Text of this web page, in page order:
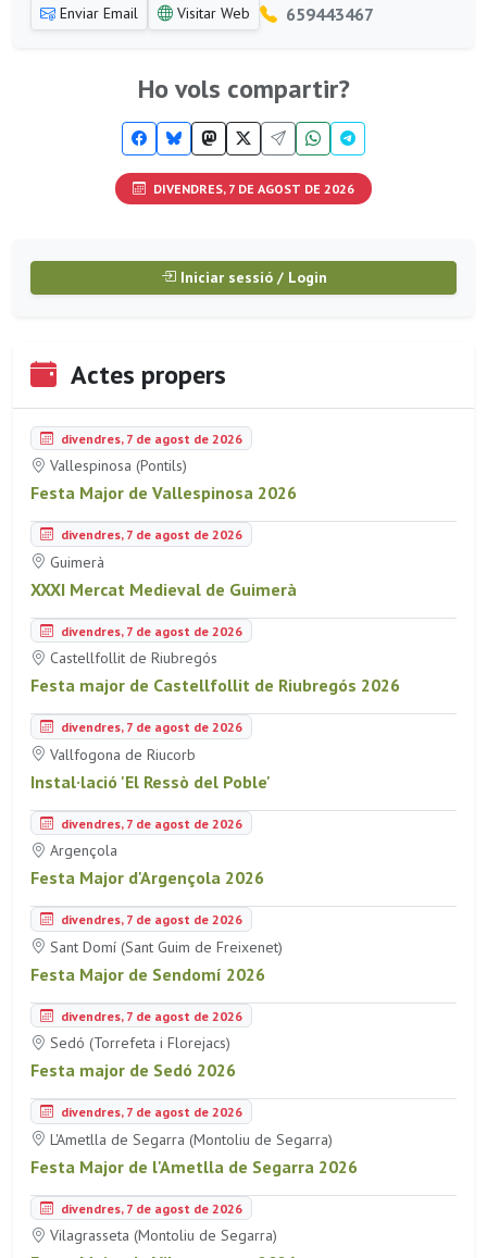
Enviar Email Visitar Web 659443467
Ho vols compartir?
DIVENDRES, 7 DE AGOST DE 2026
Iniciar sessió / Login
Actes propers
divendres, 7 de agost de 2026
Vallespinosa (Pontils)
Festa Major de Vallespinosa 2026
divendres, 7 de agost de 2026
Guimerà
XXXI Mercat Medieval de Guimerà
divendres, 7 de agost de 2026
Castellfollit de Riubregós
Festa major de Castellfollit de Riubregós 2026
divendres, 7 de agost de 2026
Vallfogona de Riucorb
Instal·lació 'El Ressò del Poble'
divendres, 7 de agost de 2026
Argençola
Festa Major d'Argençola 2026
divendres, 7 de agost de 2026
Sant Domí (Sant Guim de Freixenet)
Festa Major de Sendomí 2026
divendres, 7 de agost de 2026
Sedó (Torrefeta i Florejacs)
Festa major de Sedó 2026
divendres, 7 de agost de 2026
L'Ametlla de Segarra (Montoliu de Segarra)
Festa Major de l'Ametlla de Segarra 2026
divendres, 7 de agost de 2026
Vilagrasseta (Montoliu de Segarra)